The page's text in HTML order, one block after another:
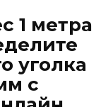
1 метра
уголка
с